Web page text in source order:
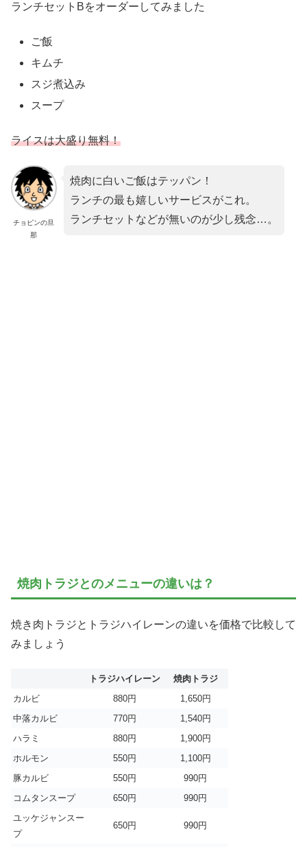
ランチセットBをオーダーしてみました
ご飯
キムチ
スジ煮込み
スープ
ライスは大盛り無料！
チョピンの旦
那
焼肉に白いご飯はテッパン！
ランチの最も嬉しいサービスがこれ。
ランチセットなどが無いのが少し残念…。
焼肉トラジとのメニューの違いは？
焼き肉トラジとトラジハイレーンの違いを価格で比較して
みましょう
トラジハイレーン
焼肉トラジ
カルビ
880円
1,650円
中落カルビ
770円
1,540円
ハラミ
880円
1,900円
ホルモン
550円
1,100円
豚カルビ
550円
990円
コムタンスープ
650円
990円
ユッケジャンスー
プ
650円 990円